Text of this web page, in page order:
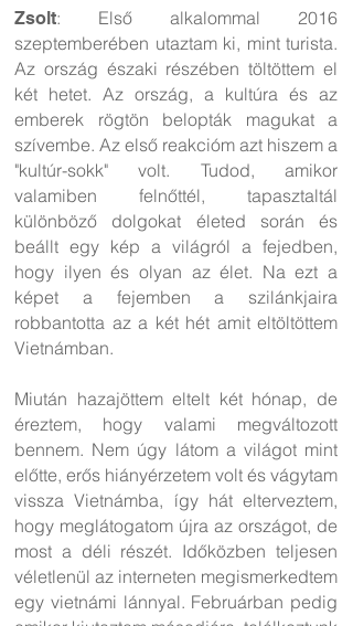
Zsolt: Első alkalommal 2016
szeptemberében utaztam ki, mint turista.
Az ország északi részében töltöttem el
két hetet. Az ország, a kultúra és az
emberek rögtön belopták magukat a
szívembe. Az első reakcióm azt hiszem a
"kultúr-sokk" volt. Tudod, amikor
valamiben felnőttél, tapasztaltál
különböző dolgokat életed során és
beállt egy kép a világról a fejedben,
hogy ilyen és olyan az élet. Na ezt a
képet a fejemben a szilánkjaira
robbantotta az a két hét amit eltöltöttem
Vietnámban.
Miután hazajöttem eltelt két hónap, de
éreztem, hogy valami megváltozott
bennem. Nem úgy látom a világot mint
előtte, erős hiányérzetem volt és vágytam
vissza Vietnámba, így hát elterveztem,
hogy meglátogatom újra az országot, de
most a déli részét. Időközben teljesen
véletlenül az interneten megismerkedtem
egy vietnámi lánnyal. Februárban pedig